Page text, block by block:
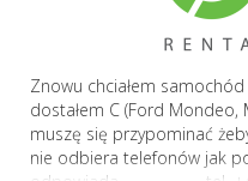
Znowu chciałem
dostałem C (Ford Mondeo,
muszę się przypominać
nie odbiera telefonów jak